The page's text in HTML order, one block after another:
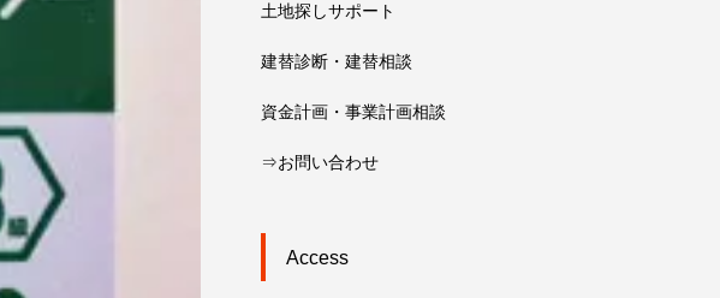
土地探しサポート
建替診断・建替相談
資金計画・事業計画相談
⇒お問い合わせ
Access